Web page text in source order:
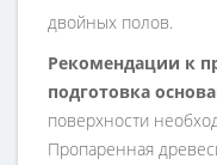
двойных полов.
Рекомендации к
пoдготовка
поверхности
Пропаренная